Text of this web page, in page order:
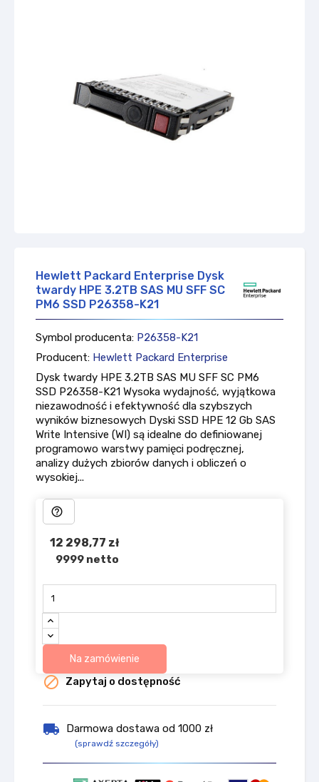
Hewlett Packard Enterprise Dysk
twardy HPE 3.2TB SAS MU SFF SC
PM6 SSD P26358-K21
Symbol producenta: P26358-K21
Producent: Hewlett Packard Enterprise
Dysk twardy HPE 3.2TB SAS MU SFF SC PM6
SSD P26358-K21 Wysoka wydajność, wyjątkowa
niezawodność i efektywność dla szybszych
wyników biznesowych Dyski SSD HPE 12 Gb SAS
Write Intensive (WI) są idealne do definiowanej
programowo warstwy pamięci podręcznej,
analizy dużych zbiorów danych i obliczeń o
wysokiej...
help_outline
12 298,77 zł
9999 netto
Na zamówienie
 Zapytaj o dostępność
local_shipping Darmowa dostawa od 1000 zł
(sprawdź szczegóły)